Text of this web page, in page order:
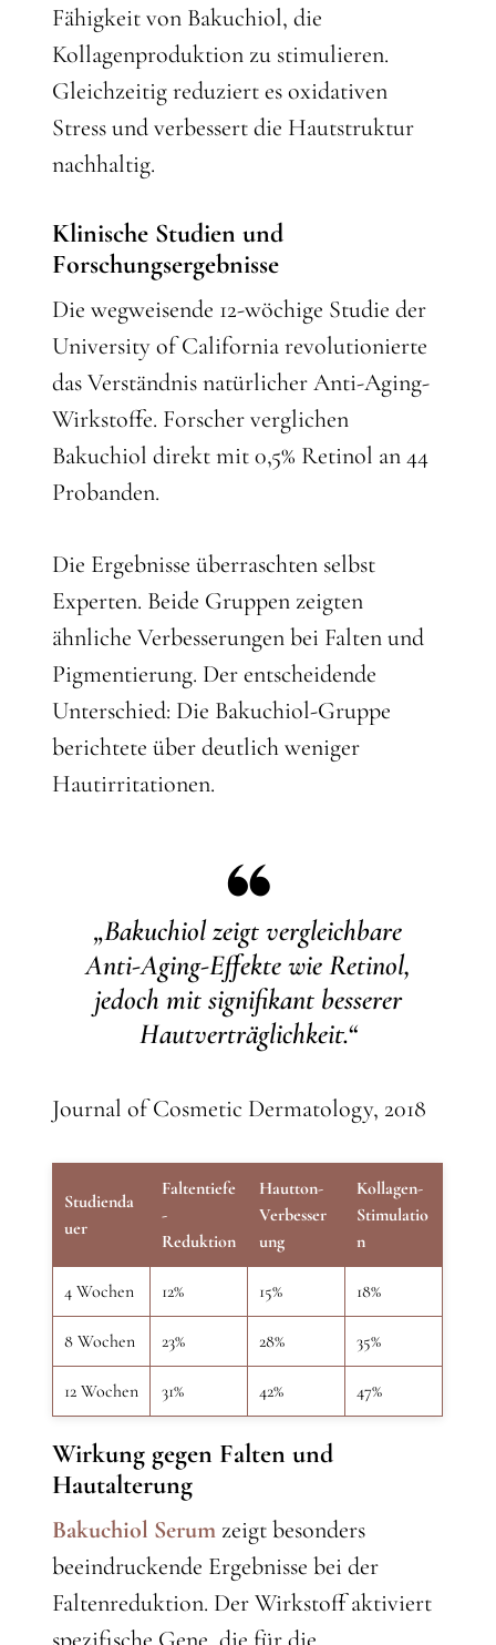
Fähigkeit von Bakuchiol, die
Kollagenproduktion zu stimulieren.
Gleichzeitig reduziert es oxidativen
Stress und verbessert die Hautstruktur
nachhaltig.
Klinische Studien und
Forschungsergebnisse
Die wegweisende 12-wöchige Studie der
University of California revolutionierte
das Verständnis natürlicher Anti-Aging-
Wirkstoffe. Forscher verglichen
Bakuchiol direkt mit 0,5% Retinol an 44
Probanden.
Die Ergebnisse überraschten selbst
Experten. Beide Gruppen zeigten
ähnliche Verbesserungen bei Falten und
Pigmentierung. Der entscheidende
Unterschied: Die Bakuchiol-Gruppe
berichtete über deutlich weniger
Hautirritationen.
„Bakuchiol zeigt vergleichbare
Anti-Aging-Effekte wie Retinol,
jedoch mit signifikant besserer
Hautverträglichkeit.“
Journal of Cosmetic Dermatology, 2018
Studienda
uer
Faltentiefe
-
Reduktion
Hautton-
Verbesser
ung
Kollagen-
Stimulatio
n
4 Wochen 12% 15% 18%
8 Wochen 23% 28% 35%
12 Wochen 31% 42% 47%
Wirkung gegen Falten und
Hautalterung
Bakuchiol Serum zeigt besonders
beeindruckende Ergebnisse bei der
Faltenreduktion. Der Wirkstoff aktiviert